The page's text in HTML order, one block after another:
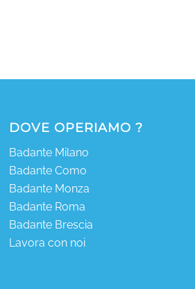
DOVE OPERIAMO ?
Badante Milano
Badante Como
Badante Monza
Badante Roma
Badante Brescia
Lavora con noi